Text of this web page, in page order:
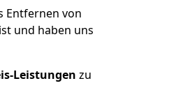
Entfernen von
und haben uns
Leistungen zu